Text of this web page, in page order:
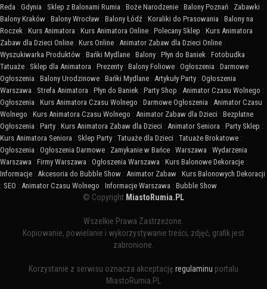
Reda : Gdynia : Sklep z Balonami Rumia : Boże Narodzenie : Balony Poznań : Zabawki :
Balony Kraków : Balony Wrocław : Balony Łódź : Koraliki do Prasowania : Balony na
Roczek : Kurs Animatora : Kurs Animatora Online : Polecany Sklep : Kurs Animatora
Zabaw dla Dzieci Online : Kurs Online : Animator Zabaw dla Dzieci Online :
Wyszukiwarka Produktów : Bańki Mydlane : Balony : Płyn do Baniek : Fotobudka :
Tatuaże : Sklep dla Animatora : Prezenty : Balony Foliowe : Ogłoszenia : Darmowe
Ogłoszenia : Balony Urodzinowe : Bańki Mydlane : Artykuły Party : Ogłoszenia
Warszawa : Strefa Animatora : Płyn do Baniek : Party Shop : Animator Czasu Wolnego :
Ogłoszenia : Kurs Animatora Czasu Wolnego : Darmowe Ogłoszenia : Animator Czasu
Wolnego : Kurs Animatora Czasu Wolnego : Animator Zabaw dla Dzieci : Bezpłatne
Ogłoszenia : Party : Kurs Animatora Zabaw dla Dzieci : Animator Seniora : Party Sklep :
Kurs Animatora Seniora : Sklep Party : Tatuaże dla Dzieci : Tatuaże Brokatowe :
Ogłoszenia : Ogłoszenia Darmowe : Zamykanie w Bańce : Warszawa : Wydarzenia
Warszawa : Firmy Warszawa : Ogłoszenia Warszawa : Kurs Balonowe Dekoracje :
Informacje : Akcesoria do Bubble Show : Animator Zabaw : Kurs Balonowych Dekoracji
: SEO : Animator Czasu Wolnego : Informacje Warszawa : Bubble Show
© Copyright MiastoRumia.PL
Wszelkie Prawa Zastrzeżone.
Kopiowanie, powielanie i wykorzystywanie treści, zdjęć, grafik jest
zabronione.
Korzystanie z serwisu oznacza akceptację regulaminu portalu
MiastoRumia.PL